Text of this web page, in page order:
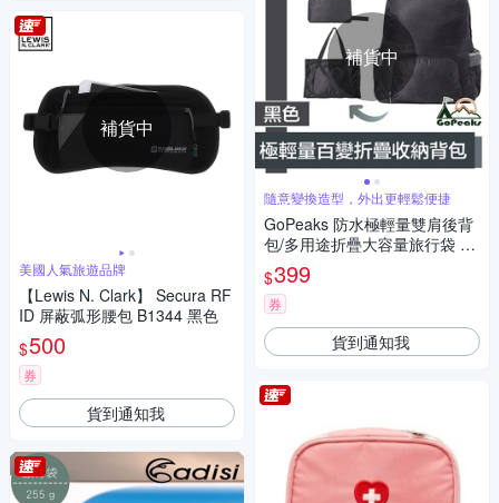
補貨中
美國人氣旅遊品牌
【Lewis N. Clark】 Secura RF
ID 屏蔽弧形腰包 B1344 黑色
$500
券
貨到通知我
補貨中
隨意變換造型，外出更輕鬆便捷
GoPeaks 防水極輕量雙肩後背
包/多用途折疊大容量旅行袋 黑
色
$399
券
貨到通知我